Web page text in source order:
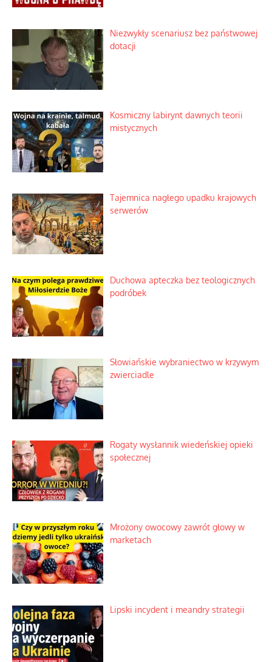
Niezwykły scenariusz bez państwowej
dotacji
Kosmiczny labirynt dawnych teorii
mistycznych
Tajemnica nagłego upadku krajowych
serwerów
Duchowa apteczka bez teologicznych
podróbek
Słowiańskie wybraniectwo w krzywym
zwierciadle
Rogaty wysłannik wiedeńskiej opieki
społecznej
Mrożony owocowy zawrót głowy w
marketach
Lipski incydent i meandry strategii